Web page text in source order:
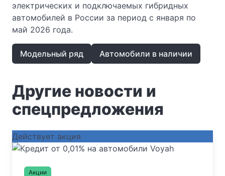
электрических и подключаемых гибридных
автомобилей в России за период с января по
май 2026 года.
Модельный ряд Автомобили в наличии
Другие новости и
спецпредложения
Действует акция
Акции